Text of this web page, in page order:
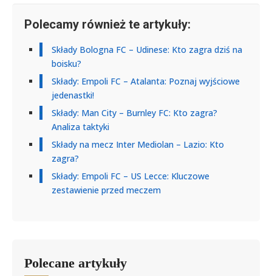
Polecamy również te artykuły:
Składy Bologna FC – Udinese: Kto zagra dziś na
boisku?
Składy: Empoli FC – Atalanta: Poznaj wyjściowe
jedenastki!
Składy: Man City – Burnley FC: Kto zagra?
Analiza taktyki
Składy na mecz Inter Mediolan – Lazio: Kto
zagra?
Składy: Empoli FC – US Lecce: Kluczowe
zestawienie przed meczem
Polecane artykuły